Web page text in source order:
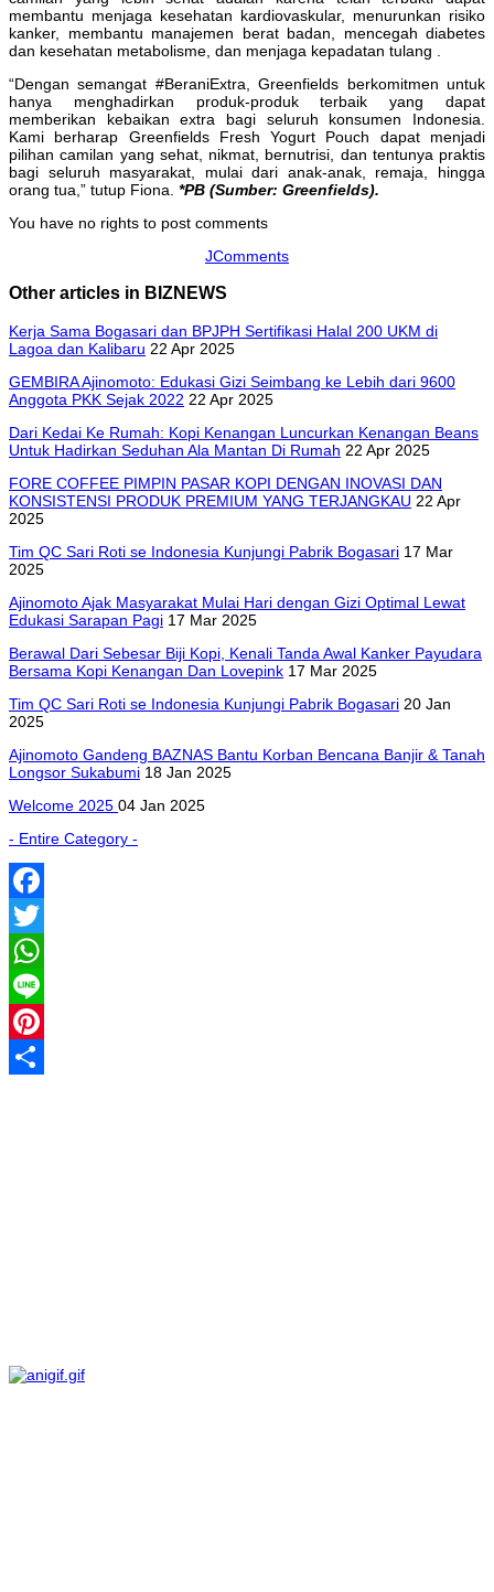
membantu menjaga kesehatan kardiovaskular, menurunkan risiko
kanker, membantu manajemen berat badan, mencegah diabetes
dan kesehatan metabolisme, dan menjaga kepadatan tulang .
“Dengan semangat #BeraniExtra, Greenfields berkomitmen untuk
hanya menghadirkan produk-produk terbaik yang dapat
memberikan kebaikan extra bagi seluruh konsumen Indonesia.
Kami berharap Greenfields Fresh Yogurt Pouch dapat menjadi
pilihan camilan yang sehat, nikmat, bernutrisi, dan tentunya praktis
bagi seluruh masyarakat, mulai dari anak-anak, remaja, hingga
orang tua,” tutup Fiona. *PB (Sumber: Greenfields).
You have no rights to post comments
JComments
Other articles in BIZNEWS
Kerja Sama Bogasari dan BPJPH Sertifikasi Halal 200 UKM di
Lagoa dan Kalibaru 22 Apr 2025
GEMBIRA Ajinomoto: Edukasi Gizi Seimbang ke Lebih dari 9600
Anggota PKK Sejak 2022 22 Apr 2025
Dari Kedai Ke Rumah: Kopi Kenangan Luncurkan Kenangan Beans
Untuk Hadirkan Seduhan Ala Mantan Di Rumah 22 Apr 2025
FORE COFFEE PIMPIN PASAR KOPI DENGAN INOVASI DAN
KONSISTENSI PRODUK PREMIUM YANG TERJANGKAU 22 Apr
2025
Tim QC Sari Roti se Indonesia Kunjungi Pabrik Bogasari 17 Mar
2025
Ajinomoto Ajak Masyarakat Mulai Hari dengan Gizi Optimal Lewat
Edukasi Sarapan Pagi 17 Mar 2025
Berawal Dari Sebesar Biji Kopi, Kenali Tanda Awal Kanker Payudara
Bersama Kopi Kenangan Dan Lovepink 17 Mar 2025
Tim QC Sari Roti se Indonesia Kunjungi Pabrik Bogasari 20 Jan
2025
Ajinomoto Gandeng BAZNAS Bantu Korban Bencana Banjir & Tanah
Longsor Sukabumi 18 Jan 2025
Welcome 2025 04 Jan 2025
- Entire Category -
Facebook
Twitter
WhatsApp
Line
Pinterest